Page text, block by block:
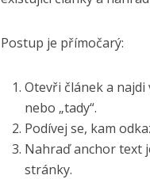
Postup je přímočarý:
Otevři článek a najdi
nebo „tady“.
Podívej se, kam
Nahraď anchor text
stránky.